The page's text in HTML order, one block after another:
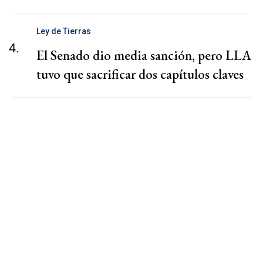
4.
Ley de Tierras
El Senado dio media sanción, pero LLA
tuvo que sacrificar dos capítulos claves